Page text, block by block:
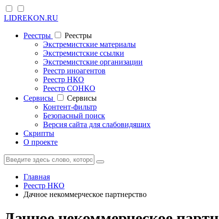
LIDREKON.RU
Реестры
Реестры
Экстремистские материалы
Экстремистские ссылки
Экстремистские организации
Реестр иноагентов
Реестр НКО
Реестр СОНКО
Cервисы
Cервисы
Контент-фильтр
Безопасный поиск
Версия сайта для слабовидящих
Скрипты
О проекте
Главная
Реестр НКО
Дачное некоммерческое партнерство